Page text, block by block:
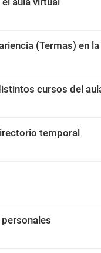
(Termas) en
cursos del
temporal